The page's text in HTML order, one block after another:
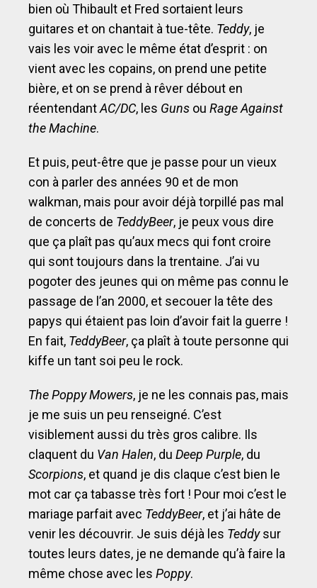
bien où Thibault et Fred sortaient leurs
guitares et on chantait à tue-tête. Teddy, je
vais les voir avec le même état d’esprit : on
vient avec les copains, on prend une petite
bière, et on se prend à rêver débout en
réentendantAC/DC, les Guns ou Rage Against
the Machine.
Et puis, peut-être que je passe pour un vieux
con à parler des années 90 et de mon
walkman, mais pour avoir déjà torpillé pas mal
de concerts de TeddyBeer, je peux vous dire
que ça plaît pas qu’aux mecs qui font croire
qui sont toujours dans la trentaine. J’ai vu
pogoter des jeunes qui on même pas connu le
passage de l’an 2000, et secouer la tête des
papys qui étaient pas loin d’avoir fait la guerre !
En fait, TeddyBeer, ça plaît à toute personne qui
kiffe un tant soi peu le rock.
The Poppy Mowers, je ne les connais pas, mais
je me suis un peu renseigné. C’est
visiblement aussi du très gros calibre. Ils
claquent du Van Halen, du Deep Purple, du
Scorpions, et quand je dis claque c’est bien le
mot car ça tabasse très fort ! Pour moi c’est le
mariage parfait avec TeddyBeer, et j’ai hâte de
venir les découvrir. Je suis déjà les Teddysur
toutes leurs dates, je ne demande qu’à faire la
même chose avec les Poppy.